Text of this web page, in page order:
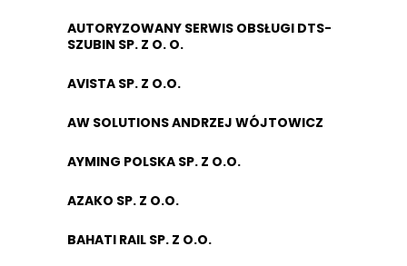
AUTORYZOWANY SERWIS OBSŁUGI DTS-
SZUBIN SP. Z O. O.
AVISTA SP. Z O.O.
AW SOLUTIONS ANDRZEJ WÓJTOWICZ
AYMING POLSKA SP. Z O.O.
AZAKO SP. Z O.O.
BAHATI RAIL SP. Z O.O.